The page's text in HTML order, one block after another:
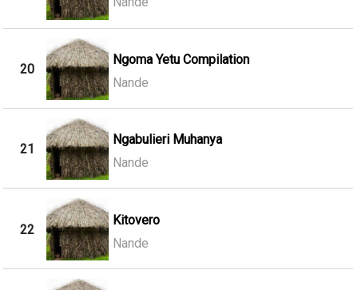
20
Ngoma Yetu Compilation
Nande
21
Ngabulieri Muhanya
Nande
22
Kitovero
Nande